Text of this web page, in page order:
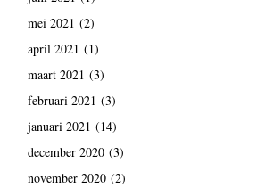
mei 2021 (2)
april 2021 (1)
maart 2021 (3)
februari 2021 (3)
januari 2021 (14)
december 2020(3)
november 2020(2)